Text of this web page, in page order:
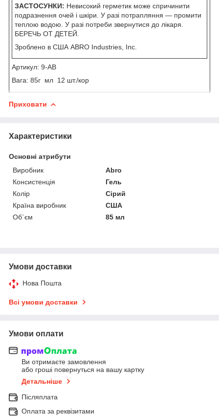
ЗАСТОСУНКИ: Невисокий герметик може спричинити
подразнення очей і шкіри. У разі потрапляння — промити
теплою водою. У разі потреби звернутися до лікаря.
БЕРЕЧЬ ОТ ДЕТЕЙ.
Зроблено в США ABRO Industries, Inc.
Артикул: 9-AB
Вага: 85г мл 12 шт./кор
Приховати
Характеристики
Основні атрибути
Виробник
Abro
Консистенція
Гель
Колір
Сірий
Країна виробник
США
Об`єм
85 мл
Умови доставки
Нова Пошта
Всі умови доставки
Умови оплати
Ви отримаєте замовлення
або гроші повернуться на вашу картку
Детальніше
Післяплата
Оплата за реквізитами